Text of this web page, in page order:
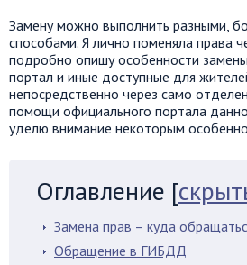
Замену можно выполнить разными,
способами. Я лично поменяла права
подробно опишу особенности
портал и иные доступные для
непосредственно через само
помощи официального портала
уделю внимание некоторым
Оглавление [
Замена прав – куда
Обращение в ГИБДД